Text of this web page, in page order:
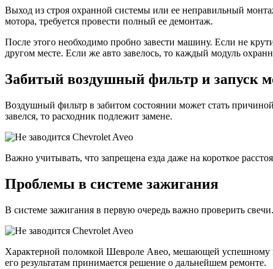
Выход из строя охранной системы или ее неправильный
мотора, требуется провести полный ее демонтаж.
После этого необходимо пробно завести машину. Если не
другом месте. Если же авто завелось, то каждый модуль
Забитый воздушный фильтр и запуск
Воздушный фильтр в забитом состоянии может стать
завелся, то расходник подлежит замене.
Важно учитывать, что запрещена езда даже на короткое
Проблемы в системе зажигания
В системе зажигания в первую очередь важно проверить
Характерной поломкой Шевроле Авео, мешающей успешному
его результатам принимается решение о дальнейшем ремонте.